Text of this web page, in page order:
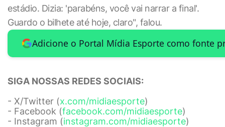
estádio. Dizia: 'parabéns, você vai narrar a final'.
Guardo o bilhete até hoje, claro", falou.
Adicione o Portal Mídia Esporte como fonte
SIGA NOSSAS REDES SOCIAIS:
- X/Twitter (x.com/midiaesporte)
- Facebook (facebook.com/midiaesporte)
- Instagram (instagram.com/midiaesporte)